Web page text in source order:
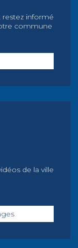
restez informé
commune
de la ville